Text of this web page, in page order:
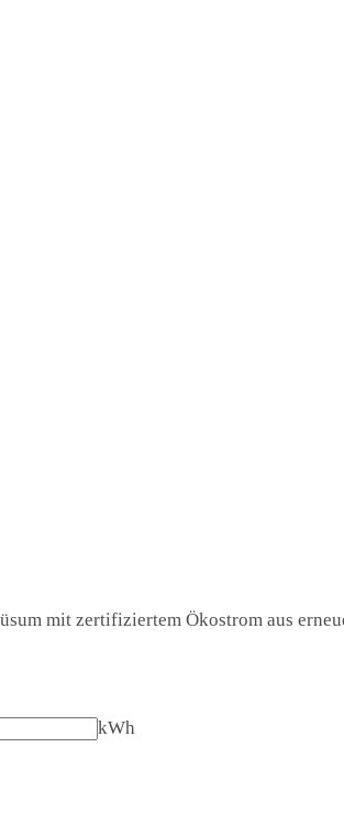
mit zertifiziertem Ökostrom aus
kWh